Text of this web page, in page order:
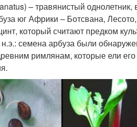
– травянистый
юг Африки – Ботсвана,
который считают предком
семена арбуза были
римлянам, которые ели